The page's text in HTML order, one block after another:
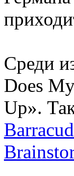
Среди
Does
Up».